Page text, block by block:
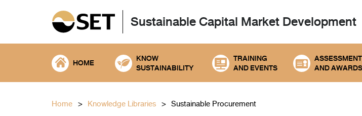
Sustainable Capital Market Development
HOME
KNOW
SUSTAINABILITY
TRAINING
AND EVENTS
ASSESSMENT
AND AWARDS
Home Knowledge Libraries Sustainable Procurement